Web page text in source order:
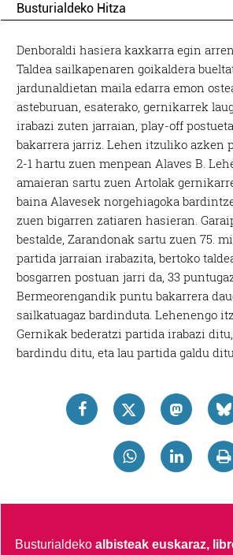
Busturialdeko Hitza
Denboraldi hasiera kaxkarra egin
Taldea sailkapenaren goikaldera
jardunaldietan maila edarra emon
asteburuan, esaterako, gernikarrek
irabazi zuten jarraian, play-off
bakarrera jarriz. Lehen itzuliko azken
2-1 hartu zuen menpean Alaves B.
amaieran sartu zuen Artolak
baina Alavesek norgehiagoka
zuen bigarren zatiaren hasieran.
bestalde, Zarandonak sartu zuen 75.
partida jarraian irabazita, bertoko
bosgarren postuan jarri da, 33
Bermeorengandik puntu bakarrera
sailkatuagaz bardinduta. Lehenengo
Gernikak bederatzi partida irabazi
bardindu ditu, eta lau partida galdu
Busturialdekoalbisteak euskaraz,